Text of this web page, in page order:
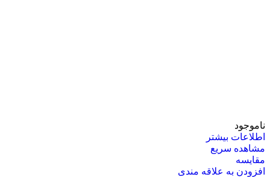
ناموجود
اطلاعات بیشتر
مشاهده سریع
مقایسه
افزودن به علاقه مندی